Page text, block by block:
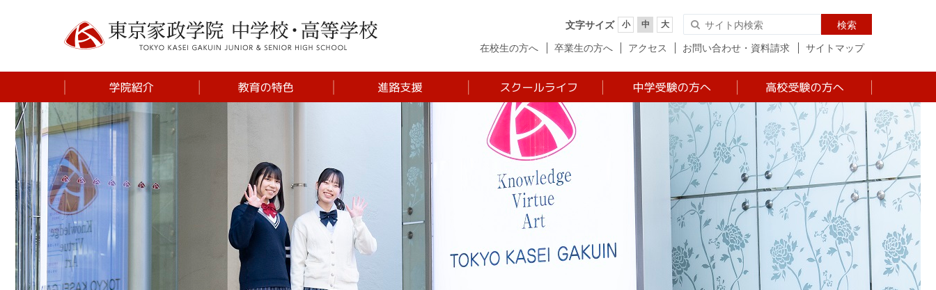
文字サイズ 小 中 大 検索
在校生の方へ 卒業生の方へ アクセス お問い合わせ・資料請求 サイトマップ
学校長挨拶
建学の精神
施設紹介
東京家政学院の歴史
中学 SDGsプログラ
高校 探究プログラム
進学傾向
大学合格実績
高大連携
年間行事
クラブ活動
KVA Award
中学 入試について
中学 説明会日程・お
申込み
中学 学費・経費など
高校 入試について
高校 説明会日程・お
申込み
高校 学費・経費など